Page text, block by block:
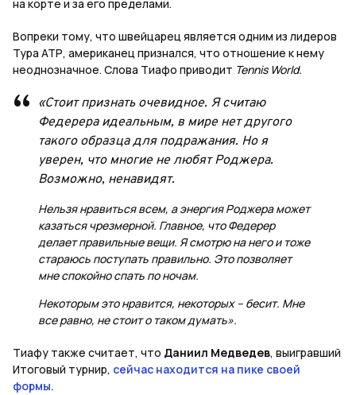
на корте и за его пределами.
Вопреки тому, что швейцарец является одним из лидеров
Тура АТР, американец признался, что отношение к нему
неоднозначное. Слова Тиафо приводит Tennis World.
«Стоит признать очевидное. Я считаю
Федерера идеальным, в мире нет другого
такого образца для подражания. Но я
уверен, что многие не любят Роджера.
Возможно, ненавидят.
Нельзя нравиться всем, а энергия Роджера может
казаться чрезмерной. Главное, что Федерер
делает правильные вещи. Я смотрю на него и тоже
стараюсь поступать правильно. Это позволяет
мне спокойно спать по ночам.
Некоторым это нравится, некоторых – бесит. Мне
все равно, не стоит о таком думать».
Тиафу также считает, что Даниил Медведев, выигравший
Итоговый турнир, сейчас находится на пике своей
формы.